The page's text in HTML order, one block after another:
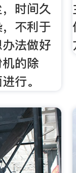
时间久
不利于
法做好
的除
行。